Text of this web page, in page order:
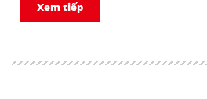
Xem tiếp